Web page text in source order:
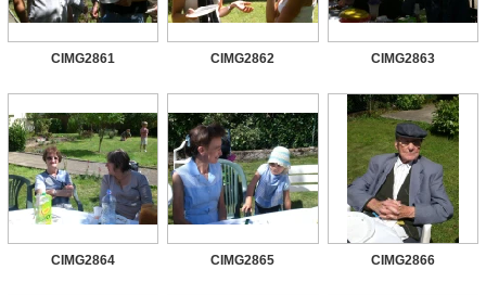
CIMG2861 CIMG2862 CIMG2863
CIMG2864 CIMG2865 CIMG2866